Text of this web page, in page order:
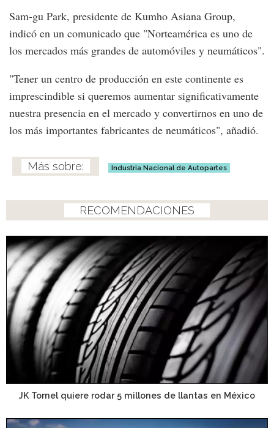
Sam-gu Park, presidente de Kumho Asiana Group,
indicó en un comunicado que "Norteamérica es uno de
los mercados más grandes de automóviles y neumáticos".
"Tener un centro de producción en este continente es
imprescindible si queremos aumentar significativamente
nuestra presencia en el mercado y convertirnos en uno de
los más importantes fabricantes de neumáticos", añadió.
Industria Nacional de Autopartes
RECOMENDACIONES
JK Tornel quiere rodar 5 millones de llantas en México